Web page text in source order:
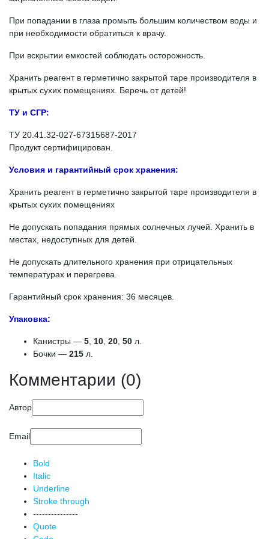
При попадании в глаза промыть большим количеством воды и
при необходимости обратиться к врачу.
При вскрытии емкостей соблюдать осторожность.
Хранить реагент в герметично закрытой таре производителя в
крытых сухих помещениях. Беречь от детей!
ТУ и СГР:
ТУ 20.41.32-027-67315687-2017
Продукт сертифицирован.
Условия и гарантийный срок хранения:
Хранить реагент в герметично закрытой таре производителя в
крытых сухих помещениях
Не допускать попадания прямых солнечных лучей. Хранить в
местах, недоступных для детей.
Не допускать длительного хранения при отрицательных
температурах и перегрева.
Гарантийный срок хранения: 36 месяцев.
Упаковка:
Канистры — 5, 10, 20, 50 л.
Бочки — 215 л.
Комментарии (0)
Автор
Email
Bold
Italic
Underline
Stroke through
---------------
Quote